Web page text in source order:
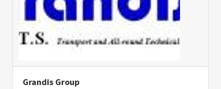
Grandis Group